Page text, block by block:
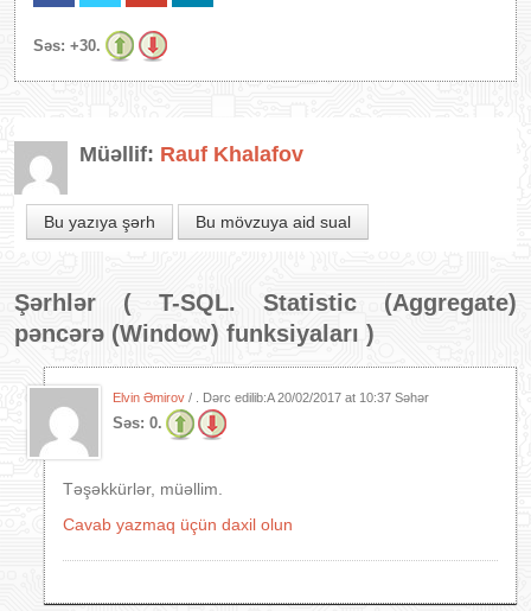
Səs: +30.
Müəllif: Rauf Khalafov
Bu yazıya şərh Bu mövzuya aid sual
Şərhlər ( T-SQL. Statistic (Aggregate)
pəncərə (Window) funksiyaları )
Elvin Əmirov / . Dərc edilib:A20/02/2017 at 10:37 Səhər
Səs: 0.
Təşəkkürlər, müəllim.
Cavab yazmaq üçün daxil olun